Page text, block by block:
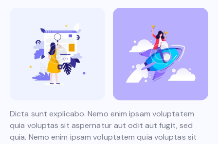
Dicta sunt explicabo. Nemo enim ipsam voluptatem
quia voluptas sit aspernatur aut odit aut fugit, sed
quia. Nemo enim ipsam voluptatem quia voluptas sit